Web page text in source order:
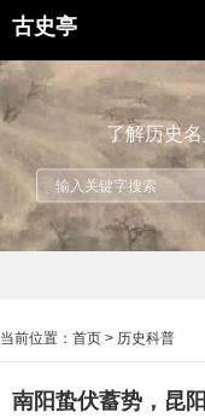
古史亭
了解历史
当前位置： 首页 > 历史科普
南阳蛰伏蓄势，昆